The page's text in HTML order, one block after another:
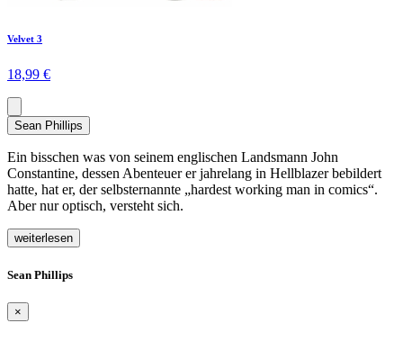
Velvet 3
18,99 €
Sean Phillips
Ein bisschen was von seinem englischen Landsmann John
Constantine, dessen Abenteuer er jahrelang in Hellblazer bebildert
hatte, hat er, der selbsternannte „hardest working man in comics“.
Aber nur optisch, versteht sich.
weiterlesen
Sean Phillips
×